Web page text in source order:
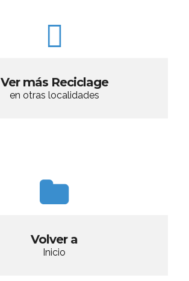
Ver más Reciclage
en otras localidades
Volver a
Inicio